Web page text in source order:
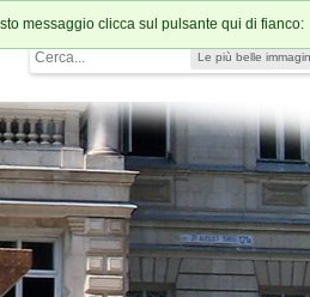
Le più belle
messaggio clicca sul pulsante qui di fianco: